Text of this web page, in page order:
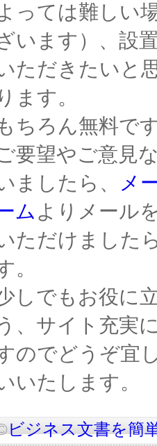
っては難しい
います）、設
ただきたいと
ります。
ちろん無料で
要望やご意見
ましたら、
メ
ム よりメール
ただけました
。
しでもお役に
、サイト充実
のでどうぞ宜
いたします。
ビジネス文書を簡